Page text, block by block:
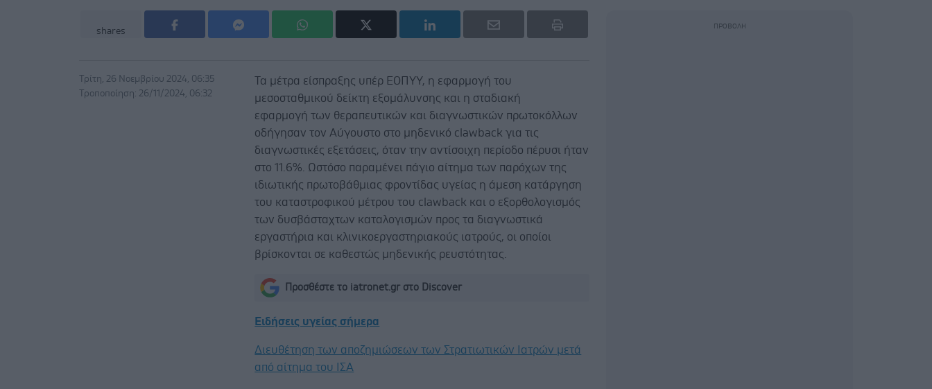
shares
Τρίτη, 26 Νοεμβρίου 2024, 06:35
Τροποποίηση: 26/11/2024, 06:32
Τα μέτρα είσπραξης υπέρ ΕΟΠΥΥ, η εφαρμογή του
μεσοσταθμικού δείκτη εξομάλυνσης και η σταδιακή
εφαρμογή των θεραπευτικών και διαγνωστικών πρωτοκόλλων
οδήγησαν τον Αύγουστο στο μηδενικό clawback για τις
διαγνωστικές εξετάσεις, όταν την αντίσοιχη περίοδο πέρυσι ήταν
στο 11.6%. Ωστόσο παραμένει πάγιο αίτημα των παρόχων της
ιδιωτικής πρωτοβάθμιας φροντίδας υγείας η άμεση κατάργηση
του καταστροφικού μέτρου του clawback και ο εξορθολογισμός
των δυσβάσταχτων καταλογισμών προς τα διαγνωστικά
εργαστήρια και κλινικοεργαστηριακούς ιατρούς, οι οποίοι
βρίσκονται σε καθεστώς μηδενικής ρευστότητας.
Προσθέστε το iatronet.gr στο Discover
Ειδήσεις υγείας σήμερα
Διευθέτηση των αποζημιώσεων των Στρατιωτικών Ιατρών μετά
από αίτημα του ΙΣΑ